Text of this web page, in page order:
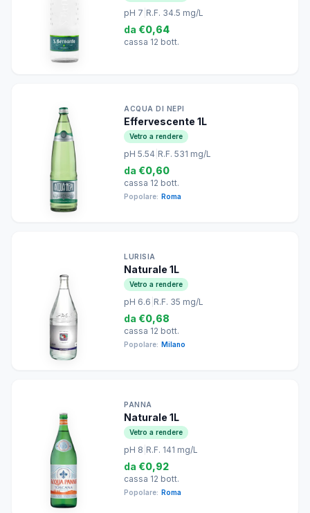
pH 7 R.F. 34.5 mg/L
da €0,64
cassa 12 bott.
ACQUA DI NEPI
Effervescente 1L
Vetro a rendere
pH 5.54 R.F. 531 mg/L
da €0,60
cassa 12 bott.
Popolare: Roma
LURISIA
Naturale 1L
Vetro a rendere
pH 6.6 R.F. 35 mg/L
da €0,68
cassa 12 bott.
Popolare: Milano
PANNA
Naturale 1L
Vetro a rendere
pH 8 R.F. 141 mg/L
da €0,92
cassa 12 bott.
Popolare: Roma